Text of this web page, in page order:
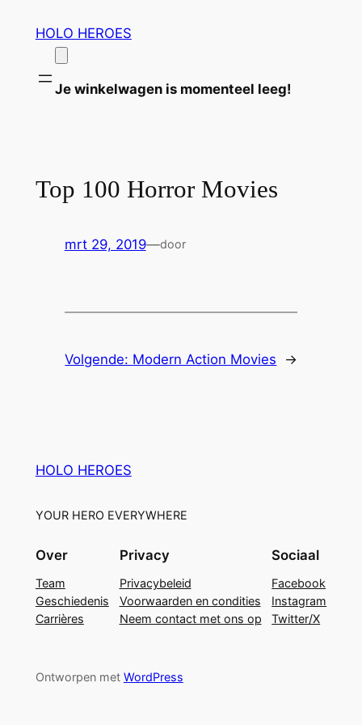
inhoud
HOLO HEROES
Je winkelwagen is momenteel leeg!
Top 100 Horror Movies
mrt 29, 2019—door
Volgende: Modern Action Movies →
HOLO HEROES
YOUR HERO EVERYWHERE
Over
Team
Geschiedenis
Carrières
Privacy
Privacybeleid
Voorwaarden en condities
Neem contact met ons op
Sociaal
Facebook
Instagram
Twitter/X
Ontworpen met WordPress